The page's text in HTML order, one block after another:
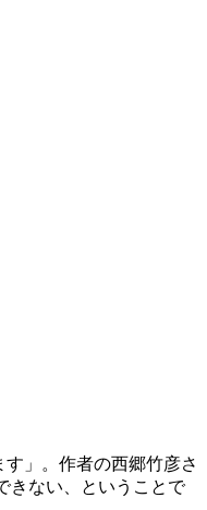
」。作者の西郷竹彦さ
きない、ということで